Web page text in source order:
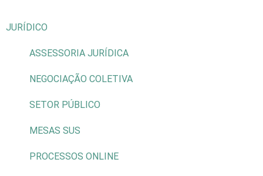
JURÍDICO
ASSESSORIA JURÍDICA
NEGOCIAÇÃO COLETIVA
SETOR PÚBLICO
MESAS SUS
PROCESSOS ONLINE